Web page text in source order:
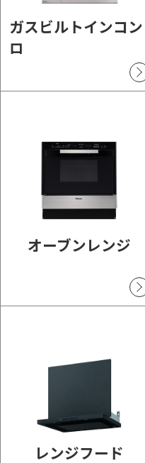
ガスビルトインコン
ロ
オーブンレンジ
レンジフード